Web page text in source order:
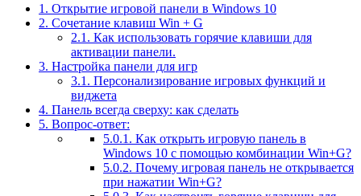
1. Открытие игровой панели в Windows 10
2. Сочетание клавиш Win + G
2.1. Как использовать горячие клавиши для
активации панели.
3. Настройка панели для игр
3.1. Персонализирование игровых функций и
виджета
4. Панель всегда сверху: как сделать
5. Вопрос-ответ:
5.0.1. Как открыть игровую панель в
Windows 10 с помощью комбинации Win+G?
5.0.2. Почему игровая панель не открывается
при нажатии Win+G?